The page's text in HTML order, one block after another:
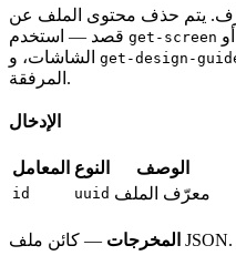
يتم حذف محتوى الملف عن
get-screen
get-design-
المرفقة.
الإدخال
المعامل النوع الوصف
id uuid معرّف الملف
المخرجات — كائن ملف JSON.